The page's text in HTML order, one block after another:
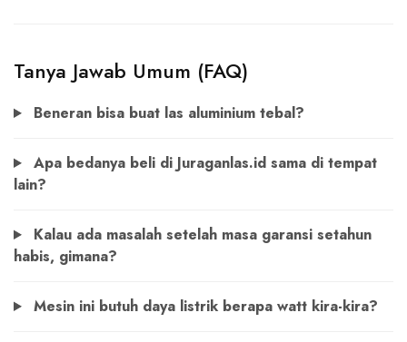
Tanya Jawab Umum (FAQ)
Beneran bisa buat las aluminium tebal?
Apa bedanya beli di Juraganlas.id sama di tempat
lain?
Kalau ada masalah setelah masa garansi setahun
habis, gimana?
Mesin ini butuh daya listrik berapa watt kira-kira?